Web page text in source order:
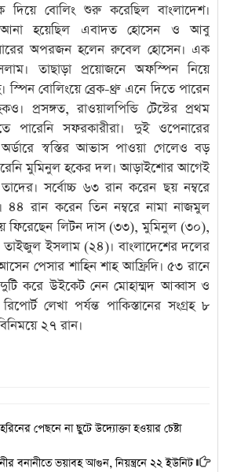
দিয়ে বোলিং শুরু করেছিল বাংলাদেশ।
আনা হয়েছিল এবাদত হোসেন ও আবু
অপরজন হলেন রুবেল হোসেন। এক
তাছাড়া প্রয়োজনে অফস্পিন নিয়ে
স্পিন বোলিংয়ে ব্রেক-থ্রু এনে দিতে পারেন
প্রসঙ্গত, রাওয়ালপিন্ডি টেস্টের প্রথম
পারেনি সফরকারীরা। দুই ওপেনারের
স্বস্তির আভাস পাওয়া গেলেও বড়
মুমিনুল হকের দল। আড়াইশোর আগেই
সর্বোচ্চ ৬৩ রান করেন ছয় নম্বরে
৪৪ রান করেন তিন নম্বরে নামা নাজমুল
ফিরেছেন লিটন দাস (৩৩), মুমিনুল (৩০),
ইসলাম (২৪)। বাংলাদেশের দলের
পেসার শাহিন শাহ আফ্রিদি। ৫৩ রানে
করে উইকেট নেন মোহাম্মদ আব্বাস ও
লেখা পর্যন্ত পাকিস্তানের সংগ্রহ ৮
২৭ রান।
পেছনে না ছুটে উদ্যোক্তা হওয়ার চেষ্টা
বনানীতে ভয়াবহ আগুন, নিয়ন্ত্রনে ২২ ইউনিট